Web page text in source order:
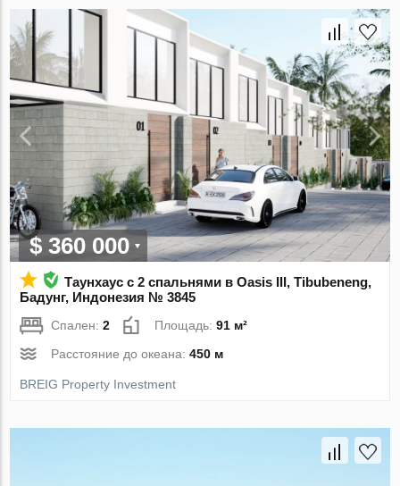
$ 360 000
Таунхаус с 2 спальнями в Oasis III, Tibubeneng,
Бадунг, Индонезия № 3845
Спален:2 Площадь:91 м²
Расстояние до океана:450 м
BREIG Property Investment